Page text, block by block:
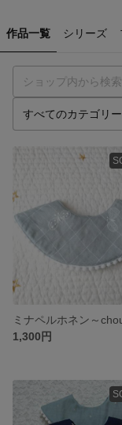
作品一覧 シリーズ
1,300円